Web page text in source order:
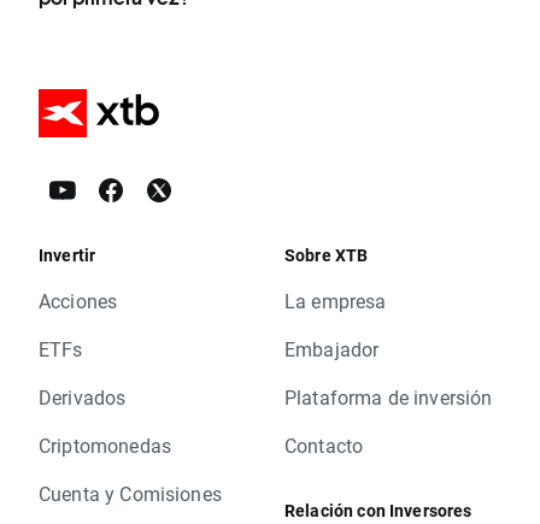
Invertir
Acciones
ETFs
Derivados
Criptomonedas
Cuenta y Comisiones
Sobre XTB
La empresa
Embajador
Plataforma de inversión
Contacto
Relación con Inversores